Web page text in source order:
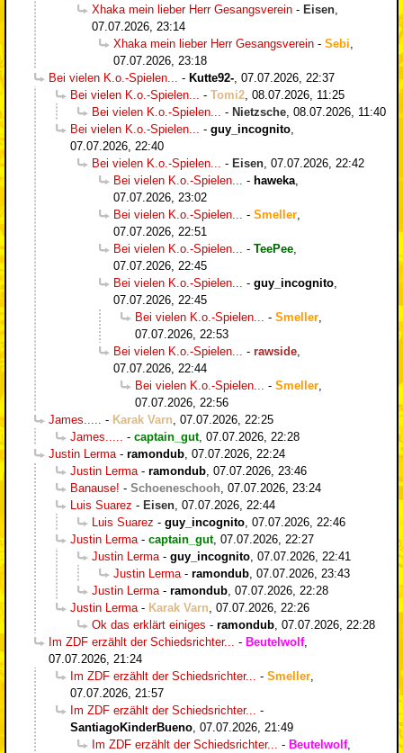
Xhaka mein lieber Herr Gesangsverein - Eisen
07.07.2026, 23:14
Xhaka mein lieber Herr Gesangsverein - Sebi
07.07.2026, 23:18
Bei vielen K.o.-Spielen...
- Kutte92- 07.07.2026, 22:37
Bei vielen K.o.-Spielen...
- Tomi2 08.07.2026, 11:25
Bei vielen K.o.-Spielen...
- Nietzsche 08.07.2026, 11:40
Bei vielen K.o.-Spielen...
- guy_incognito
07.07.2026, 22:40
Bei vielen K.o.-Spielen...
- Eisen 07.07.2026, 22:42
Bei vielen K.o.-Spielen...
- haweka
07.07.2026, 23:02
Bei vielen K.o.-Spielen...
- Smeller
07.07.2026, 22:51
Bei vielen K.o.-Spielen...
- TeePee
07.07.2026, 22:45
Bei vielen K.o.-Spielen...
- guy_incognito
07.07.2026, 22:45
Bei vielen K.o.-Spielen...
- Smeller
07.07.2026, 22:53
Bei vielen K.o.-Spielen...
- rawside
07.07.2026, 22:44
Bei vielen K.o.-Spielen...
- Smeller
07.07.2026, 22:56
James.....
- Karak Varn 07.07.2026, 22:25
James.....
- captain_gut, 07.07.2026, 22:28
Justin Lerma - ramondub 07.07.2026, 22:24
Justin Lerma - ramondub 07.07.2026, 23:46
Banause! - Schoeneschooh 07.07.2026, 23:24
Luis Suarez - Eisen 07.07.2026, 22:44
Luis Suarez - guy_incognito 07.07.2026, 22:46
Justin Lerma - captain_gut, 07.07.2026, 22:27
Justin Lerma - guy_incognito 07.07.2026, 22:41
Justin Lerma - ramondub 07.07.2026, 23:43
Justin Lerma - ramondub 07.07.2026, 22:28
Justin Lerma - Karak Varn 07.07.2026, 22:26
Ok das erklärt einiges - ramondub 07.07.2026, 22:28
Im ZDF erzählt der Schiedsrichter...
- Beutelwolf,
07.07.2026, 21:24
Im ZDF erzählt der Schiedsrichter...
- Smeller
07.07.2026, 21:57
Im ZDF erzählt der Schiedsrichter...
-
SantiagoKinderBueno 07.07.2026, 21:49
Im ZDF erzählt der Schiedsrichter...
- Beutelwolf,